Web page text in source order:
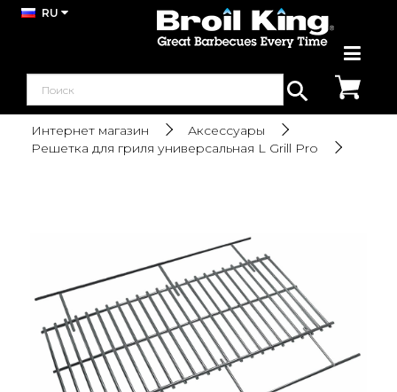
RU
Интернет магазин
Аксессуары
Решетка для гриля универсальная L Grill Pro